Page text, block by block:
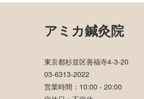
アミカ鍼灸院
東京都杉並区善福寺4-3-20
03-6313-2022
営業時間：10:00 - 20:00